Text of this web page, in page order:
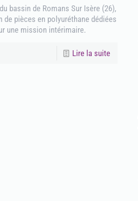
bassin de Romans Sur Isère (26),
pièces en polyuréthane dédiées
une mission intérimaire.
Lire la suite